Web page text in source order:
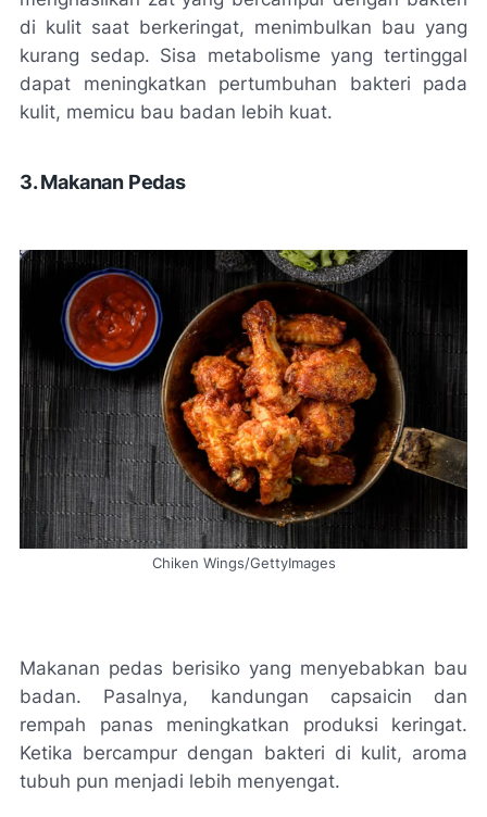
di kulit saat berkeringat, menimbulkan bau yang
kurang sedap. Sisa metabolisme yang tertinggal
dapat meningkatkan pertumbuhan bakteri pada
kulit, memicu bau badan lebih kuat.
3. Makanan Pedas
Chiken Wings/GettyImages
Makanan pedas berisiko yang menyebabkan bau
badan. Pasalnya, kandungan capsaicin dan
rempah panas meningkatkan produksi keringat.
Ketika bercampur dengan bakteri di kulit, aroma
tubuh pun menjadi lebih menyengat.